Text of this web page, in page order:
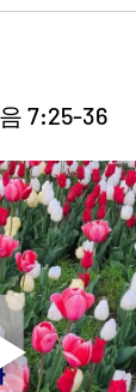
7:25-36